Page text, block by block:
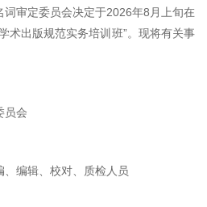
词审定委员会决定于2026年8月上旬在
术出版规范实务培训班”。现将有关事
员会
编辑、校对、质检人员